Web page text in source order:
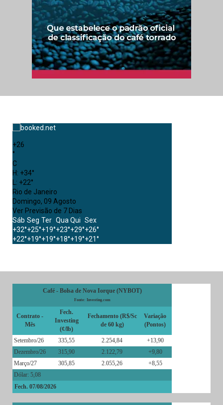
+26
°
C
H: +34°
L: +22°
Rio de Janeiro
Domingo, 09 Agosto
Ver Previsão de 7 Dias
Sáb Seg Ter Qua Qui Sex
+32°+25°+19°+23°+29°+26°
+22°+19°+19°+18°+19°+21°
Café - Bolsa de Nova Iorque (NYBOT)
Fonte: Investing.com
Contrato -
Mês
Fech.
Investing
(¢/lb)
Fechamento (R$/Sc
de 60 kg)
Variação
(Pontos)
Setembro/26 335,55 2.254,84
+13,90
Dezembro/26
315,90 2.122,79
+9,80
Março/27
305,85 2.055,26
+8,55
Dólar: 5,08
Fech. 07/08/2026